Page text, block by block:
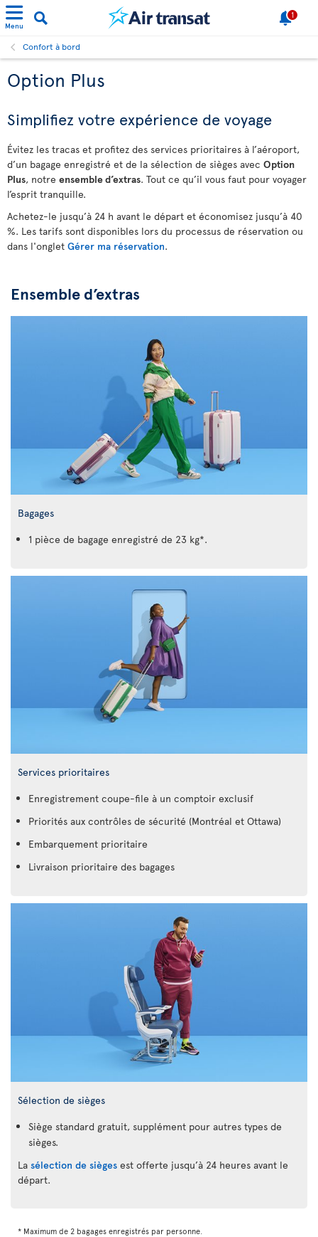
Menu
1
Confort à bord
Option Plus
Simplifiez votre expérience de voyage
Évitez les tracas et profitez des services prioritaires à l’aéroport,
d’un bagage enregistré et de la sélection de sièges avec Option
Plus, notre ensemble d’extras. Tout ce qu’il vous faut pour voyager
l’esprit tranquille.
Achetez-le jusqu’à 24 h avant le départ et économisez jusqu’à 40
%. Les tarifs sont disponibles lors du processus de réservation ou
dans l'onglet Gérer ma réservation.
Ensemble d’extras
Bagages
1 pièce de bagage enregistré de 23 kg*.
Services prioritaires
Enregistrement coupe-file à un comptoir exclusif
Priorités aux contrôles de sécurité (Montréal et Ottawa)
Embarquement prioritaire
Livraison prioritaire des bagages
Sélection de sièges
Siège standard gratuit, supplément pour autres types de
sièges.
La sélection de sièges est offerte jusqu’à 24 heures avant le
départ.
* Maximum de 2 bagages enregistrés par personne.